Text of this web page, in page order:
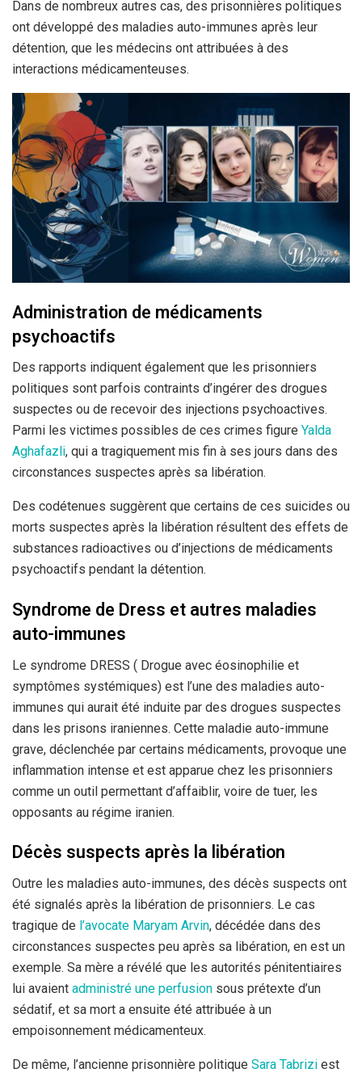
Dans de nombreux autres cas, des prisonnières politiques
ont développé des maladies auto-immunes après leur
détention, que les médecins ont attribuées à des
interactions médicamenteuses.
Administration de médicaments
psychoactifs
Des rapports indiquent également que les prisonniers
politiques sont parfois contraints d’ingérer des drogues
suspectes ou de recevoir des injections psychoactives.
Parmi les victimes possibles de ces crimes figure Yalda
Aghafazli, qui a tragiquement mis fin à ses jours dans des
circonstances suspectes après sa libération.
Des codétenues suggèrent que certains de ces suicides ou
morts suspectes après la libération résultent des effets de
substances radioactives ou d’injections de médicaments
psychoactifs pendant la détention.
Syndrome de Dress et autres maladies
auto-immunes
Le syndrome DRESS ( Drogue avec éosinophilie et
symptômes systémiques) est l’une des maladies auto-
immunes qui aurait été induite par des drogues suspectes
dans les prisons iraniennes. Cette maladie auto-immune
grave, déclenchée par certains médicaments, provoque une
inflammation intense et est apparue chez les prisonniers
comme un outil permettant d’affaiblir, voire de tuer, les
opposants au régime iranien.
Décès suspects après la libération
Outre les maladies auto-immunes, des décès suspects ont
été signalés après la libération de prisonniers. Le cas
tragique de l’avocate Maryam Arvin, décédée dans des
circonstances suspectes peu après sa libération, en est un
exemple. Sa mère a révélé que les autorités pénitentiaires
lui avaient administré une perfusion sous prétexte d’un
sédatif, et sa mort a ensuite été attribuée à un
empoisonnement médicamenteux.
De même, l’ancienne prisonnière politique Sara Tabrizi est